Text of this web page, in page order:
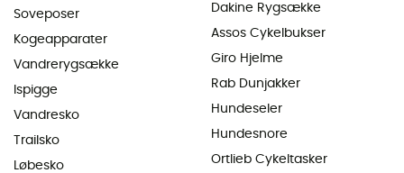
Soveposer
Kogeapparater
Vandrerygsække
Ispigge
Vandresko
Trailsko
Løbesko
Dakine Rygsække
Assos Cykelbukser
Giro Hjelme
Rab Dunjakker
Hundeseler
Hundesnore
Ortlieb Cykeltasker